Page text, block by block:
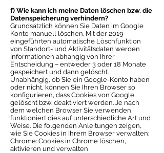
f) Wie kann ich meine Daten löschen bzw. die
Datenspeicherung verhindern?
Grundsätzlich können Sie Daten im Google
Konto manuell löschen. Mit der 2019
eingeführten automatische Löschfunktion
von Standort- und Aktivitätsdaten werden
Informationen abhängig von Ihrer
Entscheidung – entweder 3 oder 18 Monate
gespeichert und dann gelöscht.
Unabhängig, ob Sie ein Google-Konto haben
oder nicht, können Sie Ihren Browser so
konfigurieren, dass Cookies von Google
gelöscht bzw. deaktiviert werden. Je nach
dem welchen Browser Sie verwenden,
funktioniert dies auf unterschiedliche Art und
Weise. Die folgenden Anleitungen zeigen,
wie Sie Cookies in Ihrem Browser verwalten:
Chrome: Cookies in Chrome löschen,
aktivieren und verwalten